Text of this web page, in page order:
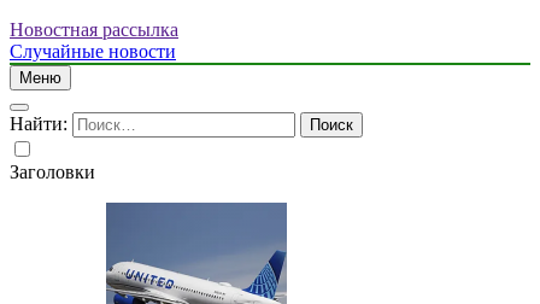
Новостная рассылка
Случайные новости
Меню
Найти:
Заголовки